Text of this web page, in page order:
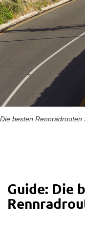
Die besten Rennradrouten
Guide: Die